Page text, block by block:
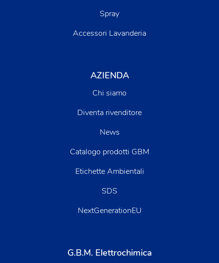
Spray
Accessori Lavanderia
AZIENDA
Chi siamo
Diventa rivenditore
News
Catalogo prodotti GBM
Etichette Ambientali
SDS
NextGenerationEU
G.B.M. Elettrochimica